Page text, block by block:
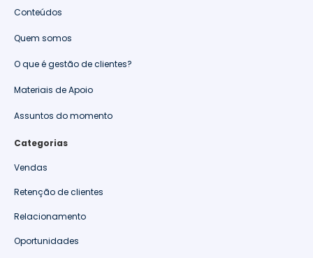
Conteúdos
Quem somos
O que é gestão de clientes?
Materiais de Apoio
Assuntos do momento
Categorias
Vendas
Retenção de clientes
Relacionamento
Oportunidades